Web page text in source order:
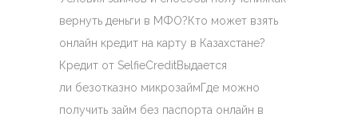
вернуть деньги в МФО?Кто может взять
онлайн кредит на карту в Казахстане?
Кредит от SelfieCreditВыдается
ли безотказно микрозаймГде можно
получить займ без паспорта онлайн в